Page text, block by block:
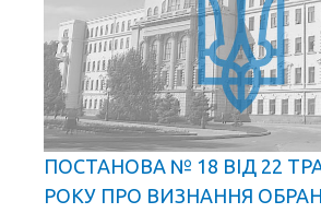
ПОСТАНОВА № 18 ВІД 22
РОКУ ПРО ВИЗНАННЯ